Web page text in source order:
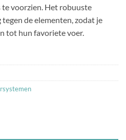
te voorzien. Het robuuste
de elementen, zodat je
tot hun favoriete voer.